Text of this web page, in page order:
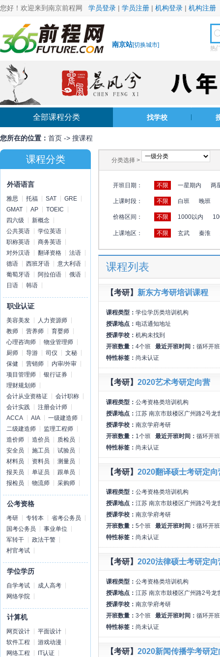
您好！欢迎来到南京前程网 学员登录 | 学员注册 | 机构登录 | 机构注册
南京站[切换城市] 热
全部课程分类 找学校
您所在的位置： 首页 -> 搜课程
课程分类
外语语言
雅思 托福 SAT
GRE
GMAT
AP
TOEIC
四六级
新概念
公共英语
学位英语
职称英语
商务英语
对外汉语
翻译资格
法语
德语
西班牙语
意大利语
葡萄牙语
阿拉伯语
俄语
日语
韩语
职业认证
美容美发
人力资源师
教师
营养师
育婴师
心理咨询师
物业管理师
厨师
导游 司仪
文秘
保健
营销师
内审/外审
项目管理师
银行证券
理财规划师
会计从业资格证
会计职称
会计实践
注册会计师
ACCA
AIA
一级建造师
二级建造师
监理工程师
造价师
造价员
质检员
安全员
施工员
试验员
材料员
资料员
测量员
报关员
单证员
跟单员
报检员
物流师 采购师
公考资格
考研 专转本
省考公务员
国考公务员
事业单位
军转干
政法干警
村官考试
学位学历
自学考试
成人高考
网络学院
计算机
网页设计
平面设计
软件工程
游戏动漫
网络工程
IT认证
分类选择 >
开班日期： 不限 一星期内 两
上课时段： 不限 白班 晚班
价格区间： 不限 1000以内
上课地区： 不限 玄武 秦淮
课程列表
【考研】 新东方考研培训课程
课程类型： 学位学历类培训机构
授课地点： 电话通知地址
授课学校： 机构未找到
开班数量： 4个班 最近开班时间： 循环开班
特性标签： 尚未认证
【考研】 2020艺术考研定向营
课程类型： 公考资格类培训机构
授课地点： 江苏 南京市鼓楼区广州路2号龙
授课学校： 南京学府考研
开班数量： 1个班 最近开班时间： 循环开班
特性标签： 尚未认证
【考研】 2020翻译硕士考研定向
课程类型： 公考资格类培训机构
授课地点： 江苏 南京市鼓楼区广州路2号龙
授课学校： 南京学府考研
开班数量： 5个班 最近开班时间： 循环开班
特性标签： 尚未认证
【考研】 2020法律硕士考研定向
课程类型： 公考资格类培训机构
授课地点： 江苏 南京市鼓楼区广州路2号龙
授课学校： 南京学府考研
开班数量： 3个班 最近开班时间： 循环开班
特性标签： 尚未认证
【考研】 2020新闻传播学考研定